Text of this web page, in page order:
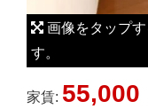
r
m
a
画像をタップ
す。
家賃: 55,000